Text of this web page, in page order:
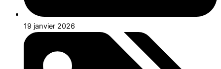
19 janvier 2026